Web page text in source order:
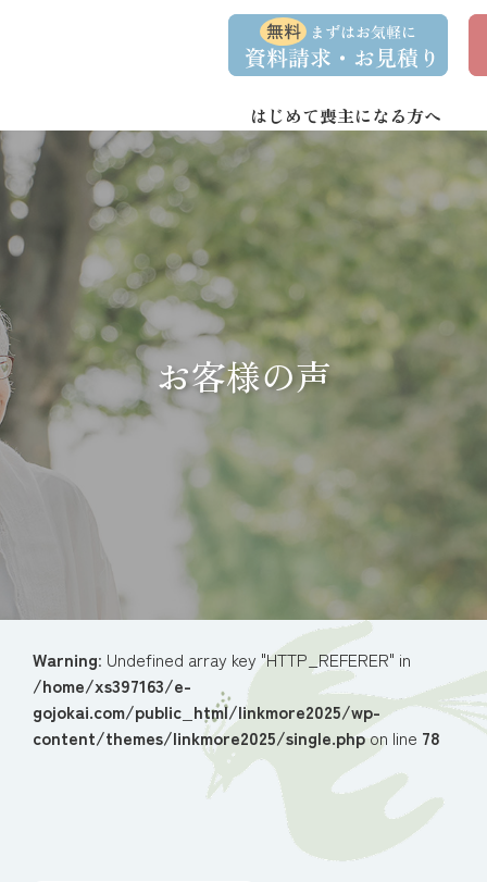
へ
ス
キ
ッ
プ
ョ
ン
に
移
動
資
求
問
い
合
せ
事
談
はじめて喪主になる方へ
お客様の声
Warning: Undefined array key "HTTP_REFERER" in
/home/xs397163/e-
gojokai.com/public_html/linkmore2025/wp-
content/themes/linkmore2025/single.phpon line 78